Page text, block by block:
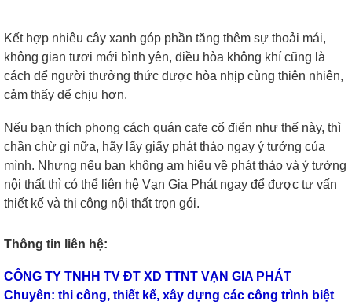
Kết hợp nhiêu cây xanh góp phần tăng thêm sự thoải mái,
không gian tươi mới bình yên, điều hòa không khí cũng là
cách để người thưởng thức được hòa nhịp cùng thiên nhiên,
cảm thấy dể chịu hơn.
Nếu bạn thích phong cách quán cafe cổ điển như thế này, thì
chần chừ gì nữa, hãy lấy giấy phát thảo ngay ý tưởng của
mình. Nhưng nếu bạn không am hiểu về phát thảo và ý tưởng
nội thất thì có thể liên hệ Vạn Gia Phát ngay để được tư vấn
thiết kế và thi công nội thất trọn gói.
Thông tin liên hệ:
CÔNG TY TNHH TV ĐT XD TTNT VẠN GIA PHÁT
Chuyên: thi công, thiết kế, xây dựng các công trình biệt